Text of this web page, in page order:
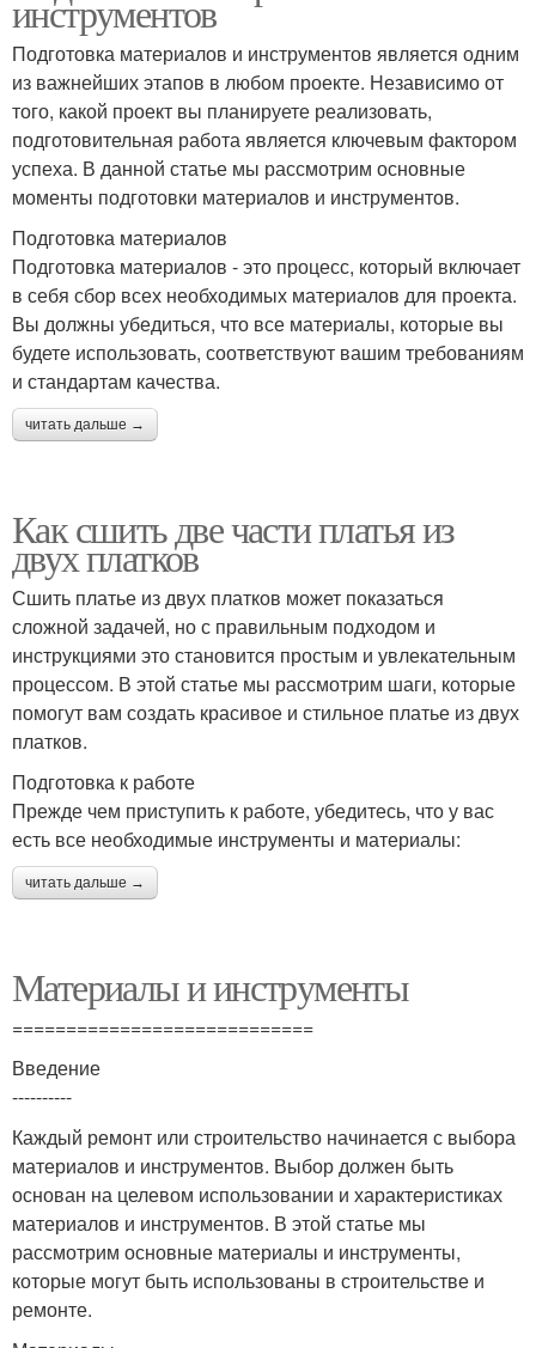
инструментов
Подготовка материалов и инструментов является одним
из важнейших этапов в любом проекте. Независимо от
того, какой проект вы планируете реализовать,
подготовительная работа является ключевым фактором
успеха. В данной статье мы рассмотрим основные
моменты подготовки материалов и инструментов.
Подготовка материалов
Подготовка материалов - это процесс, который включает
в себя сбор всех необходимых материалов для проекта.
Вы должны убедиться, что все материалы, которые вы
будете использовать, соответствуют вашим требованиям
и стандартам качества.
читать дальше →
Как сшить две части платья из
двух платков
Сшить платье из двух платков может показаться
сложной задачей, но с правильным подходом и
инструкциями это становится простым и увлекательным
процессом. В этой статье мы рассмотрим шаги, которые
помогут вам создать красивое и стильное платье из двух
платков.
Подготовка к работе
Прежде чем приступить к работе, убедитесь, что у вас
есть все необходимые инструменты и материалы:
читать дальше →
Материалы и инструменты
============================
Введение
----------
Каждый ремонт или строительство начинается с выбора
материалов и инструментов. Выбор должен быть
основан на целевом использовании и характеристиках
материалов и инструментов. В этой статье мы
рассмотрим основные материалы и инструменты,
которые могут быть использованы в строительстве и
ремонте.